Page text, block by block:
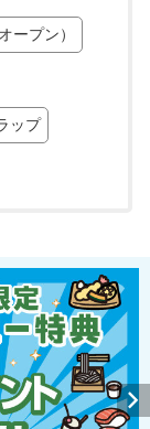
ープン）
ップ